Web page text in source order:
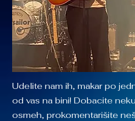
Udelite nam ih, makar po
od vas na bini! Dobacite
osmeh, prokomentarišite